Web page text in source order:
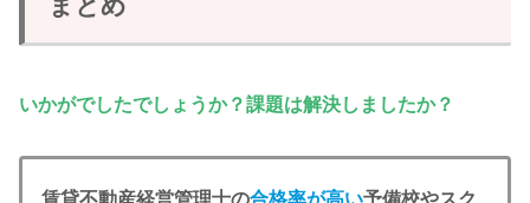
まとめ
いかがでしたでしょうか？課題は解決しましたか？